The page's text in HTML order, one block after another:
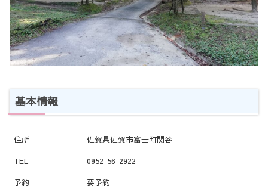
基本情報
住所 佐賀県佐賀市富士町関谷
TEL 0952-56-2922
予約 要予約